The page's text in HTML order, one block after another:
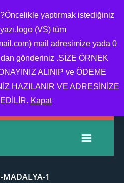
MADALYA
1
yaptırmak istediğiniz
(VS) tüm
mail adresimize yada 0
gönderiniz .SİZE ÖRNEK
ALINIP ve ÖDEME
HAZILANIR VE ADRESİNİZE
Kapat